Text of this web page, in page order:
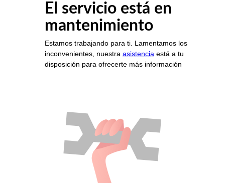
El servicio está en
mantenimiento
Estamos trabajando para ti. Lamentamos los
inconvenientes, nuestra asistencia está a tu
disposición para ofrecerte más información